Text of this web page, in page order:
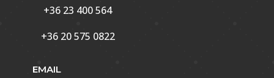
+36 23 400 564
+36 20 575 0822
EMAIL